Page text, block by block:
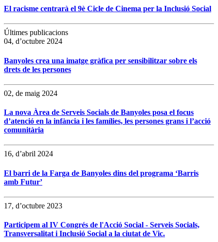
El racisme centrarà el 9è Cicle de Cinema per la Inclusió Social
Últimes publicacions
04, d’octubre 2024
Banyoles crea una imatge gràfica per sensibilitzar sobre els
drets de les persones
02, de maig 2024
La nova Àrea de Serveis Socials de Banyoles posa el focus
d’atenció en la infància i les famílies, les persones grans i l’acció
comunitària
16, d’abril 2024
El barri de la Farga de Banyoles dins del programa ‘Barris
amb Futur’
17, d’octubre 2023
Participem al IV Congrés de l'Acció Social - Serveis Socials,
Transversalitat i Inclusió Social a la ciutat de Vic.